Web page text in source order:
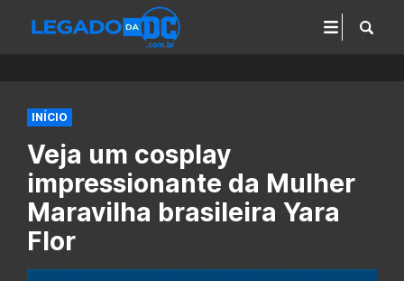
INÍCIO
Veja um cosplay
impressionante da Mulher
Maravilha brasileira Yara
Flor